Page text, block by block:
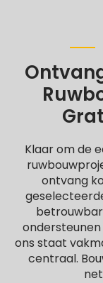
Klaar om de
ontvang
ondersteunen
ons staat
centraal.